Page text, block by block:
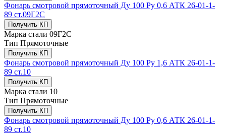
Фонарь смотровой прямоточный Ду 100 Ру 0,6 АТК 26-01-1-
89 ст.09Г2С
Получить КП
Марка стали 09Г2С
Тип Прямоточные
Получить КП
Фонарь смотровой прямоточный Ду 100 Ру 1,6 АТК 26-01-1-
89 ст.10
Получить КП
Марка стали 10
Тип Прямоточные
Получить КП
Фонарь смотровой прямоточный Ду 100 Ру 0,6 АТК 26-01-1-
89 ст.10